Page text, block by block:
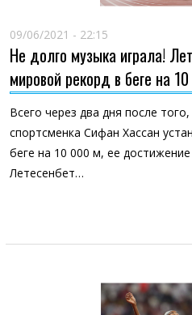
09/06/2021 - 22:15
Не долго музыка играла!
мировой рекорд в беге на
Всего через два дня после того,
спортсменка Сифан Хассан
беге на 10 000 м, ее
Летесенбет…